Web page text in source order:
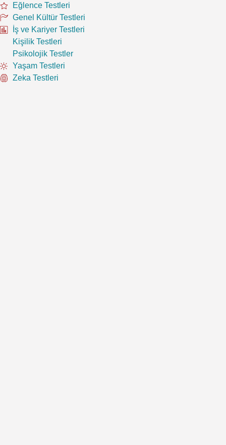
Eğlence Testleri
Genel Kültür Testleri
İş ve Kariyer Testleri
Kişilik Testleri
Psikolojik Testler
Yaşam Testleri
Zeka Testleri